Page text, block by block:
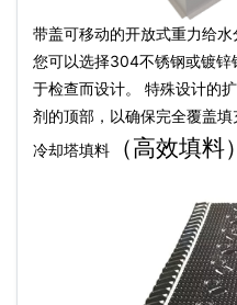
带盖可移动的开放式重力给
您可以选择304不锈钢或镀锌
于检查而设计。 特殊设计的
剂的顶部，以确保完全覆盖填
冷却塔填料
（高效填料）